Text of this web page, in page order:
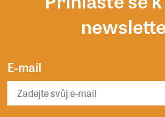
E-mail